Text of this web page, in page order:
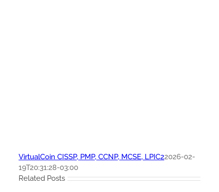
VirtualCoin CISSP, PMP, CCNP, MCSE, LPIC22026-02-
19T20:31:28-03:00
Related Posts